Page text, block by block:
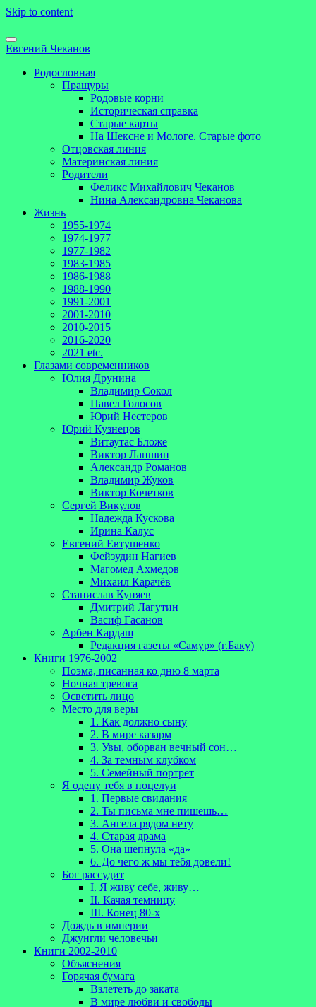
Skip to content
Евгений Чеканов
Родословная
Пращуры
Родовые корни
Историческая справка
Старые карты
На Шексне и Мологе. Старые фото
Отцовская линия
Материнская линия
Родители
Феликс Михайлович Чеканов
Нина Александровна Чеканова
Жизнь
1955-1974
1974-1977
1977-1982
1983-1985
1986-1988
1988-1990
1991-2001
2001-2010
2010-2015
2016-2020
2021 etc.
Глазами современников
Юлия Друнина
Владимир Сокол
Павел Голосов
Юрий Нестеров
Юрий Кузнецов
Витаутас Бложе
Виктор Лапшин
Александр Романов
Владимир Жуков
Виктор Кочетков
Сергей Викулов
Надежда Кускова
Ирина Калус
Евгений Евтушенко
Фейзудин Нагиев
Магомед Ахмедов
Михаил Карачёв
Станислав Куняев
Дмитрий Лагутин
Васиф Гасанов
Арбен Кардаш
Редакция газеты «Самур» (г.Баку)
Книги 1976-2002
Поэма, писанная ко дню 8 марта
Ночная тревога
Осветить лицо
Место для веры
1. Как должно сыну
2. В мире казарм
3. Увы, оборван вечный сон…
4. За темным клубком
5. Семейный портрет
Я одену тебя в поцелуи
1. Первые свидания
2. Ты письма мне пишешь…
3. Ангела рядом нету
4. Старая драма
5. Она шепнула «да»
6. До чего ж мы тебя довели!
Бог рассудит
I. Я живу себе, живу…
II. Качая темницу
III. Конец 80-х
Дождь в империи
Джунгли человечьи
Книги 2002-2010
Объяснения
Горячая бумага
Взлететь до заката
В мире любви и свободы